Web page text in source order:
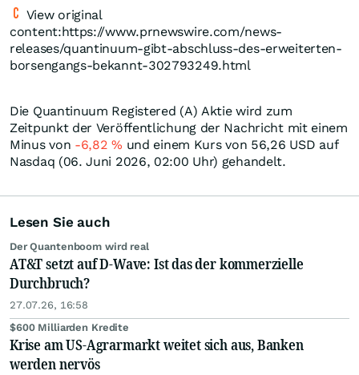
View original
content:https://www.prnewswire.com/news-
releases/quantinuum-gibt-abschluss-des-erweiterten-
borsengangs-bekannt-302793249.html
Die Quantinuum Registered (A) Aktie wird zum
Zeitpunkt der Veröffentlichung der Nachricht mit einem
Minus von -6,82% und einem Kurs von 56,26 USD auf
Nasdaq (06. Juni 2026, 02:00 Uhr) gehandelt.
Lesen Sie auch
Der Quantenboom wird real
AT&T setzt auf D-Wave: Ist das der kommerzielle
Durchbruch?
27.07.26, 16:58
$600 Milliarden Kredite
Krise am US-Agrarmarkt weitet sich aus, Banken
werden nervös